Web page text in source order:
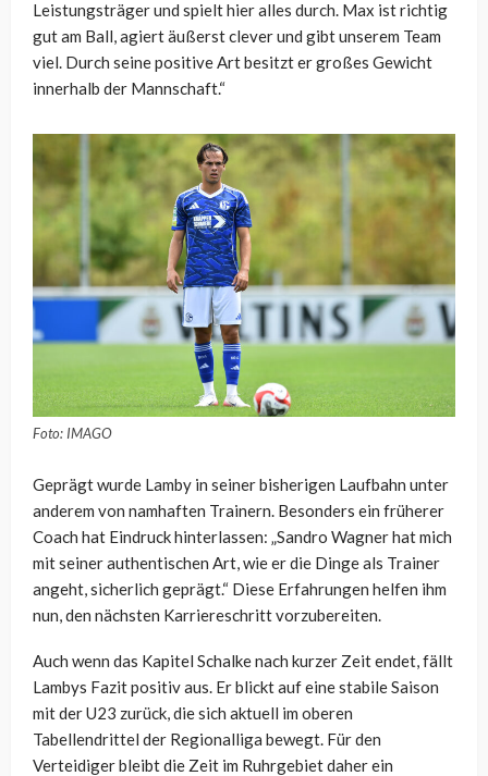
Leistungsträger und spielt hier alles durch. Max ist richtig
gut am Ball, agiert äußerst clever und gibt unserem Team
viel. Durch seine positive Art besitzt er großes Gewicht
innerhalb der Mannschaft.“
Foto: IMAGO
Geprägt wurde Lamby in seiner bisherigen Laufbahn unter
anderem von namhaften Trainern. Besonders ein früherer
Coach hat Eindruck hinterlassen: „Sandro Wagner hat mich
mit seiner authentischen Art, wie er die Dinge als Trainer
angeht, sicherlich geprägt.“ Diese Erfahrungen helfen ihm
nun, den nächsten Karriereschritt vorzubereiten.
Auch wenn das Kapitel Schalke nach kurzer Zeit endet, fällt
Lambys Fazit positiv aus. Er blickt auf eine stabile Saison
mit der U23 zurück, die sich aktuell im oberen
Tabellendrittel der Regionalliga bewegt. Für den
Verteidiger bleibt die Zeit im Ruhrgebiet daher ein